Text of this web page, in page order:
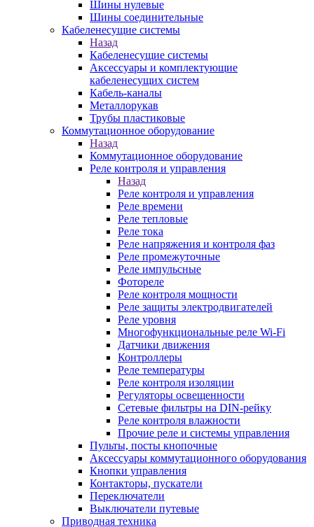
Шины нулевые
Шины соединительные
Кабеленесущие системы
Назад
Кабеленесущие системы
Аксессуары и комплектующие
кабеленесущих систем
Кабель-каналы
Металлорукав
Трубы пластиковые
Коммутационное оборудование
Назад
Коммутационное оборудование
Реле контроля и управления
Назад
Реле контроля и управления
Реле времени
Реле тепловые
Реле тока
Реле напряжения и контроля фаз
Реле промежуточные
Реле импульсные
Фотореле
Реле контроля мощности
Реле защиты электродвигателей
Реле уровня
Многофункциональные реле Wi-Fi
Датчики движения
Контроллеры
Реле температуры
Реле контроля изоляции
Регуляторы освещенности
Сетевые фильтры на DIN-рейку
Реле контроля влажности
Прочие реле и системы управления
Пульты, посты кнопочные
Аксессуары коммутационного оборудования
Кнопки управления
Контакторы, пускатели
Переключатели
Выключатели путевые
Приводная техника